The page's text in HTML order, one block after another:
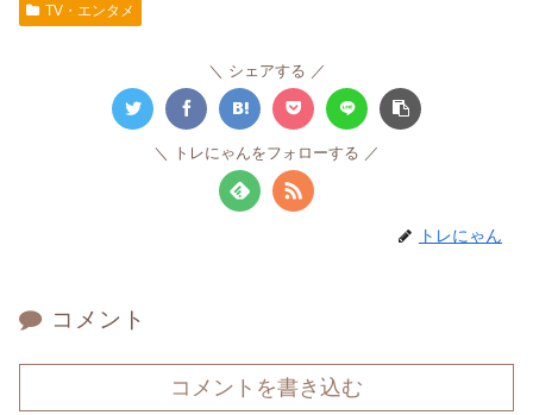
TV・エンタメ
シェアする
トレにゃんをフォローする
トレにゃん
コメント
コメントを書き込む